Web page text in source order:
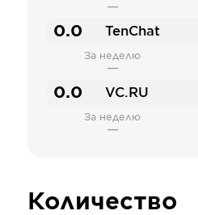
—
0.0 TenChat
За неделю
—
0.0 VC.RU
За неделю
—
Количество